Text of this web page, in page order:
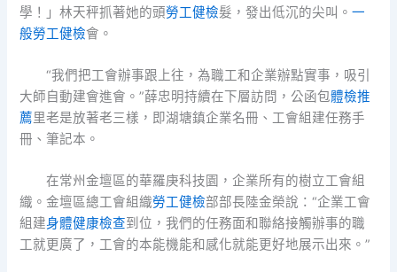
學！」林天秤抓著她的頭勞工健檢髮，發出低沉的尖叫。一
般勞工健檢會。
“我們把工會辦事跟上往，為職工和企業辦點實事，吸引
大師自動建會進會。”薛忠明持續在下層訪問，公函包體檢推
薦里老是放著老三樣，即湖塘鎮企業名冊、工會組建任務手
冊、筆記本。
在常州金壇區的華羅庚科技園，企業所有的樹立工會組
織。金壇區總工會組織勞工健檢部部長陸金榮說：“企業工會
組建身體健康檢查到位，我們的任務面和聯絡接觸辦事的職
工就更廣了，工會的本能機能和感化就能更好地展示出來。”